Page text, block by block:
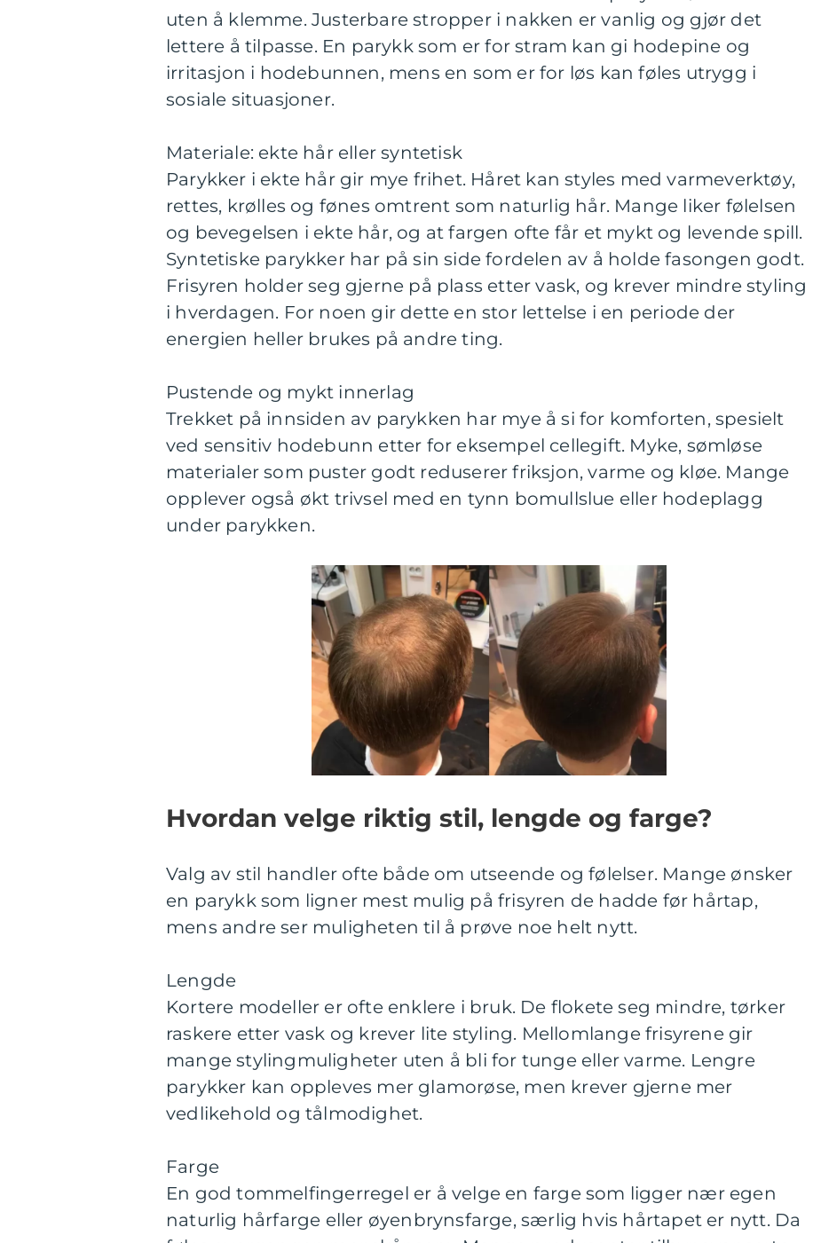
uten å klemme. Justerbare stropper i nakken er vanlig og gjør det
lettere å tilpasse. En parykk som er for stram kan gi hodepine og
irritasjon i hodebunnen, mens en som er for løs kan føles utrygg i
sosiale situasjoner.
Materiale: ekte hår eller syntetisk
Parykker i ekte hår gir mye frihet. Håret kan styles med varmeverktøy,
rettes, krølles og fønes omtrent som naturlig hår. Mange liker følelsen
og bevegelsen i ekte hår, og at fargen ofte får et mykt og levende spill.
Syntetiske parykker har på sin side fordelen av å holde fasongen godt.
Frisyren holder seg gjerne på plass etter vask, og krever mindre styling
i hverdagen. For noen gir dette en stor lettelse i en periode der
energien heller brukes på andre ting.
Pustende og mykt innerlag
Trekket på innsiden av parykken har mye å si for komforten, spesielt
ved sensitiv hodebunn etter for eksempel cellegift. Myke, sømløse
materialer som puster godt reduserer friksjon, varme og kløe. Mange
opplever også økt trivsel med en tynn bomullslue eller hodeplagg
under parykken.
Hvordan velge riktig stil, lengde og farge?
Valg av stil handler ofte både om utseende og følelser. Mange ønsker
en parykk som ligner mest mulig på frisyren de hadde før hårtap,
mens andre ser muligheten til å prøve noe helt nytt.
Lengde
Kortere modeller er ofte enklere i bruk. De flokete seg mindre, tørker
raskere etter vask og krever lite styling. Mellomlange frisyrene gir
mange stylingmuligheter uten å bli for tunge eller varme. Lengre
parykker kan oppleves mer glamorøse, men krever gjerne mer
vedlikehold og tålmodighet.
Farge
En god tommelfingerregel er å velge en farge som ligger nær egen
naturlig hårfarge eller øyenbrynsfarge, særlig hvis hårtapet er nytt. Da